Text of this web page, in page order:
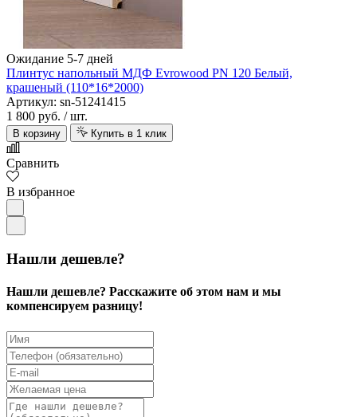
Ожидание 5-7 дней
Плинтус напольный МДФ Evrowood PN 120 Белый,
крашеный (110*16*2000)
Артикул: sn-51241415
1 800 руб. / шт.
В корзину Купить в 1 клик
Сравнить
В избранное
Нашли дешевле?
Нашли дешевле? Расскажите об этом нам и мы
компенсируем разницу!